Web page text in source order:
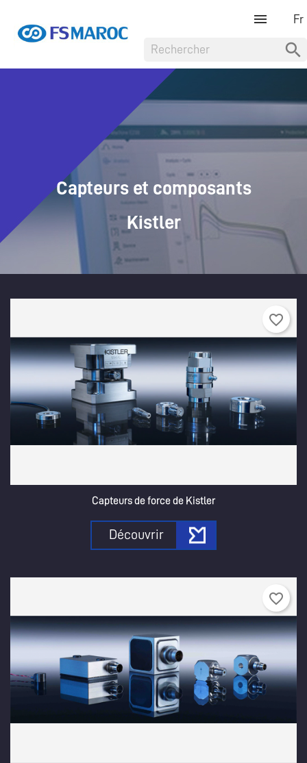

Capteurs et composants
Kistler
Capteurs de force de Kistler
Découvrir
favorite_border
favorite_border